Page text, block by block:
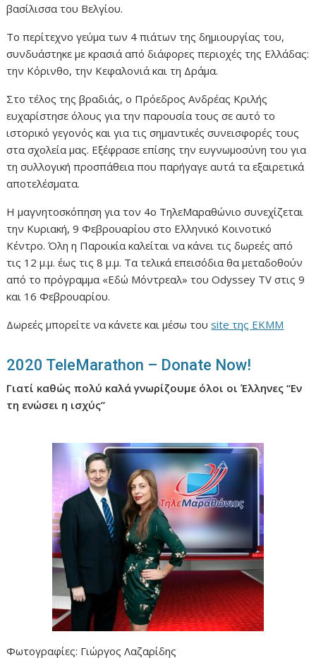
βασίλισσα του Βελγίου.
Το περίτεχνο γεύμα των 4 πιάτων της δημιουργίας του,
συνδυάστηκε με κρασιά από διάφορες περιοχές της Ελλάδας:
την Κόρινθο, την Κεφαλονιά και τη Δράμα.
Στο τέλος της βραδιάς, ο Πρόεδρος Ανδρέας Κριλής
ευχαρίστησε όλους για την παρουσία τους σε αυτό το
ιστορικό γεγονός και για τις σημαντικές συνεισφορές τους
στα σχολεία μας. Εξέφρασε επίσης την ευγνωμοσύνη του για
τη συλλογική προσπάθεια που παρήγαγε αυτά τα εξαιρετικά
αποτελέσματα.
Η μαγνητοσκόπηση για τον 4ο ΤηλεΜαραθώνιο συνεχίζεται
την Κυριακή, 9 Φεβρουαρίου στο Ελληνικό Κοινοτικό
Κέντρο. Όλη η Παροικία καλείται να κάνει τις δωρεές από
τις 12 μ.μ. έως τις 8 μ.μ. Τα τελικά επεισόδια θα μεταδοθούν
από το πρόγραμμα «Εδώ Μόντρεαλ» του Odyssey TV στις 9
και 16 Φεβρουαρίου.
Δωρεές μπορείτε να κάνετε και μέσω τουsite της ΕΚΜΜ
2020 TeleMarathon – Donate Now!
Γιατί καθώς πολύ καλά γνωρίζουμε όλοι οι Έλληνες “Εν
τη ενώσει η ισχύς”
Φωτογραφίες: Γιώργος Λαζαρίδης